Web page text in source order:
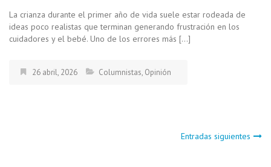
La crianza durante el primer año de vida suele estar rodeada de
ideas poco realistas que terminan generando frustración en los
cuidadores y el bebé. Uno de los errores más […]
26 abril, 2026 Columnistas, Opinión
Entradas siguientes